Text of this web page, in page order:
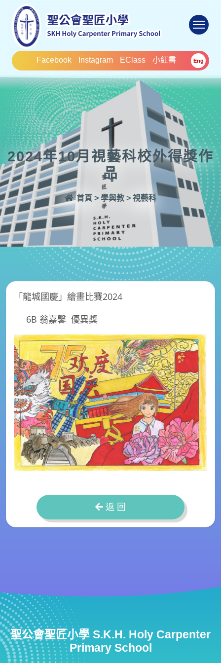
Facebook Instagram EClass 小紅書 Eng
2024年10月視藝科校外得獎作
品
首頁 > 學與教 > 視藝科
「龍城國慶」繪畫比賽2024
6B 翁嘉馨 優異獎
返 回
聖公會聖匠小學 S.K.H. Holy Carpenter
Primary School